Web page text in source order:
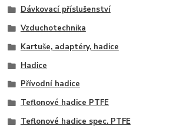
Dávkovací příslušenství
Vzduchotechnika
Kartuše, adaptéry, hadice
Hadice
Přívodní hadice
Teflonové hadice PTFE
Teflonové hadice spec. PTFE